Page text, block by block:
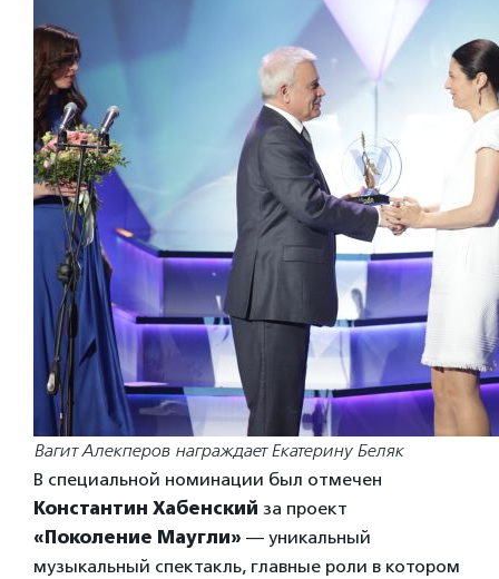
Вагит Алекперов награждает Екатерину Беляк
В специальной номинации был отмечен
Константин Хабенский за проект
«Поколение Маугли» — уникальный
музыкальный спектакль, главные роли в котором